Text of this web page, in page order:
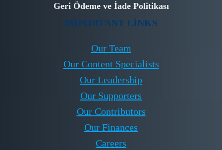
Geri Ödeme ve İade Politikası
IMPORTANT LINKS
Our Team
Our Content Specialists
Our Leadership
Our Supporters
Our Contributors
Our Finances
Careers